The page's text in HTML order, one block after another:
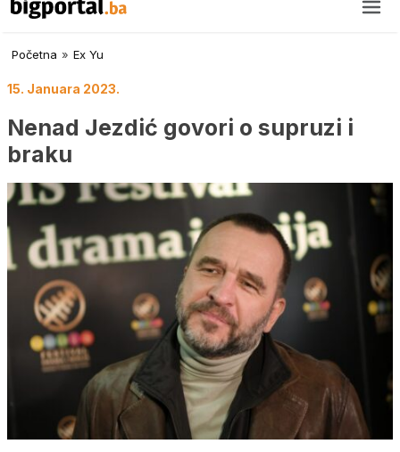
Početna » Ex Yu
15. Januara 2023.
Nenad Jezdić govori o supruzi i
braku